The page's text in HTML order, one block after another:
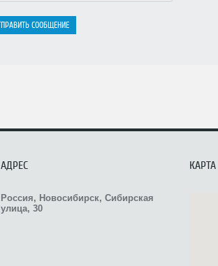
АДРЕС
Россия, Новосибирск, Сибирская
улица, 30
КАРТА